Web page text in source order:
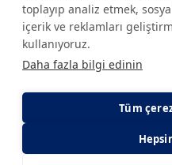
Sitede yer alan tüm içerikler
Sağlığınızla ilgili sorularınız
kuruluşuna başvurunuz.
Gizlilik ve Çerez Politikası
toplayıp analiz etmek,
içerik ve reklamları
kullanıyoruz.
Daha fazla bilgi edinin
Tüm